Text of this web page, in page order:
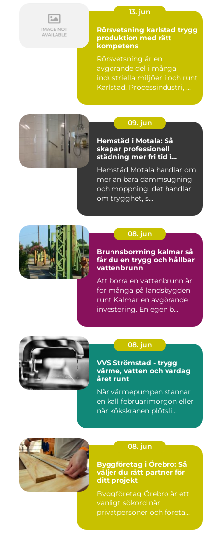
13. jun
Rörsvetsning karlstad trygg
produktion med rätt
kompetens
Rörsvetsning är en
avgörande del i många
industriella miljöer i och runt
Karlstad. Processindustri, ...
09. jun
Hemstäd i Motala: Så
skapar professionell
städning mer fri tid i
Hemstäd Motala handlar om
mer än bara dammsugning
och moppning, det handlar
om trygghet, s...
08. jun
Brunnsborrning kalmar så
får du en trygg och hållbar
vattenbrunn
Att borra en vattenbrunn är
för många på landsbygden
runt Kalmar en avgörande
investering. En egen b...
08. jun
VVS Strömstad - trygg
värme, vatten och vardag
året runt
När värmepumpen stannar
en kall februarimorgon eller
när kökskranen plötsli...
08. jun
Byggföretag i Örebro: Så
väljer du rätt partner för
ditt projekt
Byggföretag Örebro är ett
vanligt sökord när
privatpersoner och företa...